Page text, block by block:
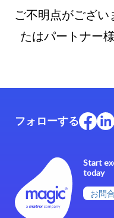
ご不明点がござい
たはパートナー
Start
today
お問
フォローする